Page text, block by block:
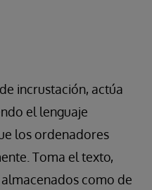
incrustación, actúa
el lenguaje
los ordenadores
Toma el texto,
como de